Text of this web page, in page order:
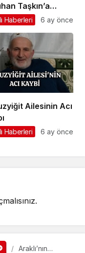
Taşkın’a
Görev
Haberleri 6 ay önce
Ailesinin Acı
Haberleri 6 ay önce
.
Araklı’nın